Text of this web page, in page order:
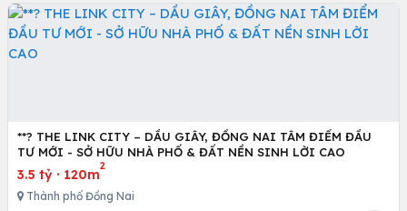
**? THE LINK CITY – DẦU GIÂY, ĐỒNG NAI TÂM ĐIỂM ĐẦU
TƯ MỚI - SỞ HỮU NHÀ PHỐ & ĐẤT NỀN SINH LỜI CAO
3.5 tỷ · 120m
2
Thành phố Đồng Nai